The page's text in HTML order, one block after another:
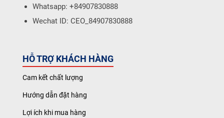
Whatsapp: +84907830888
Wechat ID: CEO_84907830888
HỖ TRỢ KHÁCH HÀNG
Cam kết chất lượng
Hướng dẫn đặt hàng
Lợi ích khi mua hàng